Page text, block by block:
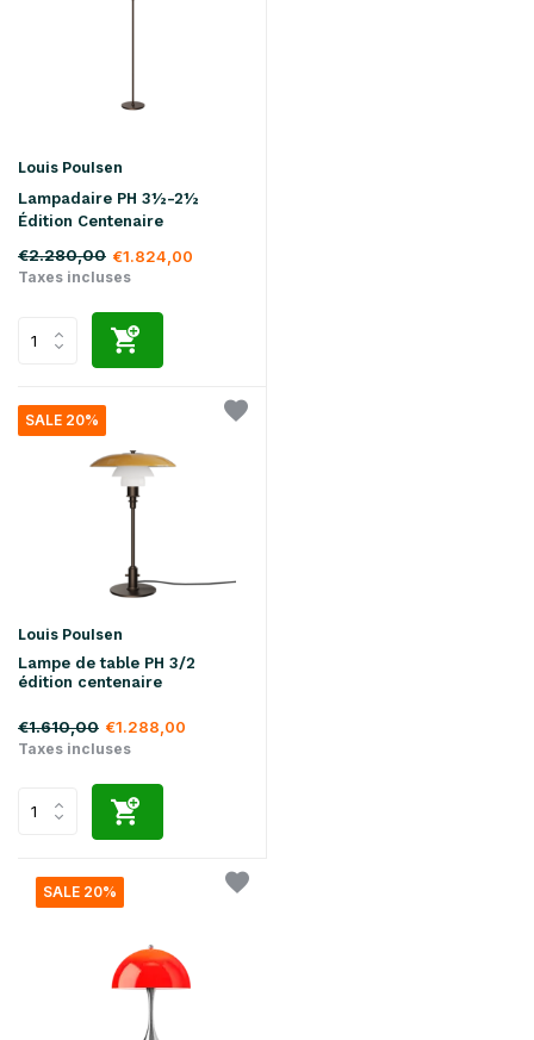
Louis Poulsen
Lampadaire PH 3½-2½
Édition Centenaire
€2.280,00 €1.824,00
Taxes incluses
SALE 20%
Louis Poulsen
Lampe de table PH 3/2
édition centenaire
€1.610,00 €1.288,00
Taxes incluses
SALE 20%